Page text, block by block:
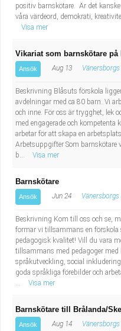
Bibliotekarie
Administrativ
Lärare i gymnasiet
positiv barnskötare. Är det
våra värdeord, demokrati,
Visa mer
Vikariat som barnskötare
Ansök Aug 13
Beskrivning Blåsuts förskola
avdelningar med ca 80 barn. Vi
och inne. För oss är trygghet, lek
med engagerade och kompetenta
arbetar för att skapa en
Arbetsuppgifter Som barnskötare
b...
Visa mer
Barnskötare
Ansök Jun 24
Beskrivning Kom till oss och se,
formar vi tillsammans en förskola
pedagogisk kvalitet! Vill du vara
tillsammans med pedagoger
språkutveckling, social
goda språkliga förebilder och
...
Visa mer
Barnskötare till Brålanda/
Ansök Aug 14